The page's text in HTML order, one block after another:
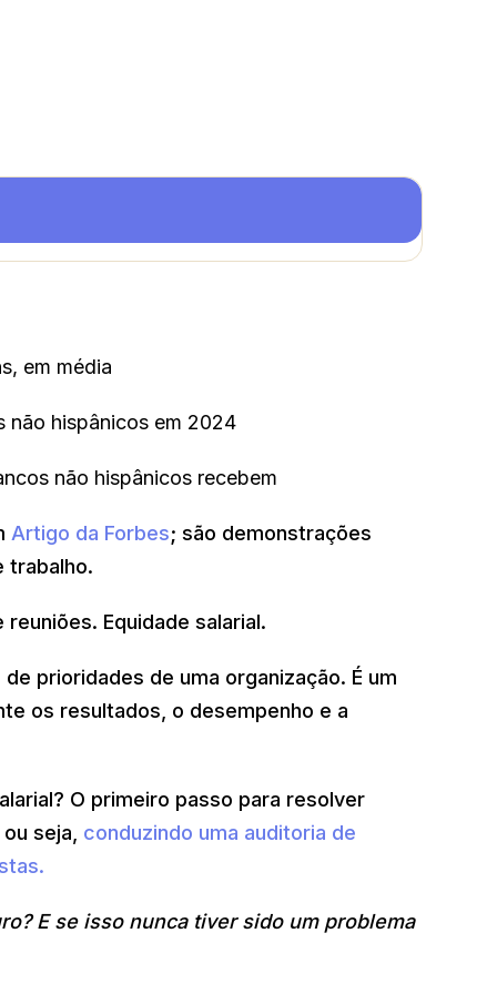
em média
não hispânicos em 2024
não hispânicos recebem
Artigo da Forbes; são demonstrações
trabalho.
Equidade salarial.
prioridades de uma organização. É um
os resultados, o desempenho e a
O primeiro passo para resolver
seja, conduzindo uma auditoria de
E se isso nunca tiver sido um problema